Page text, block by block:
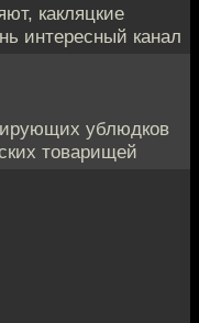
какляцкие
интересный канал
ублюдков
товарищей